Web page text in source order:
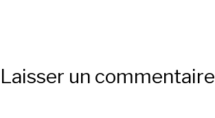
Laisser un commentaire